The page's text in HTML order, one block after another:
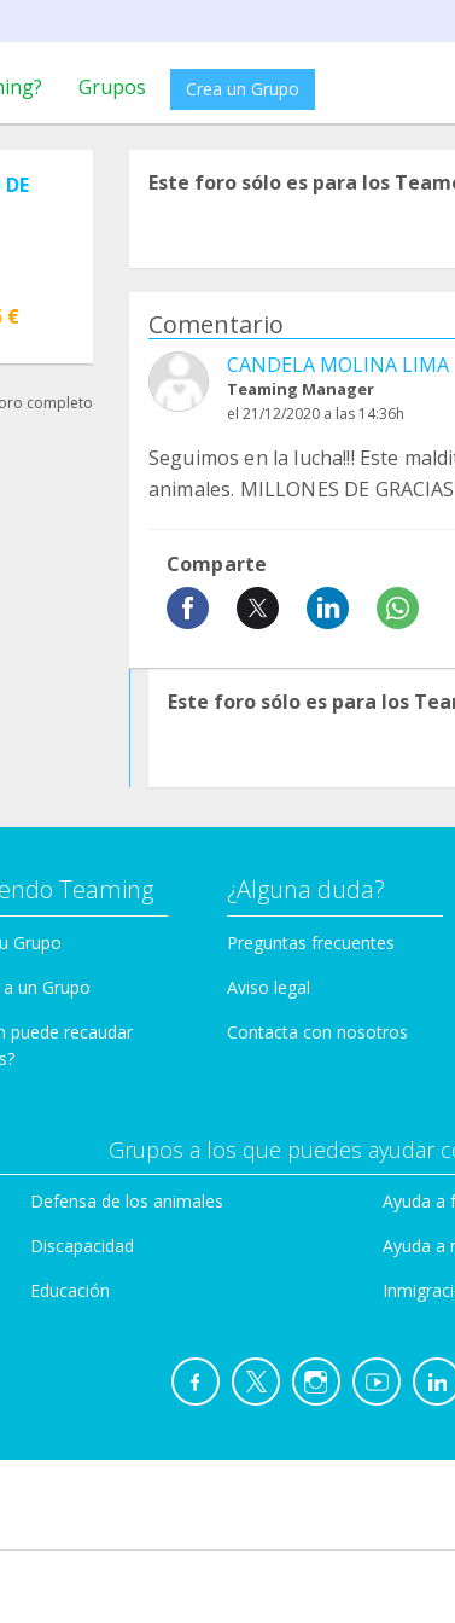
Grupos Crea un Grupo
€
completo
Este foro sólo es para los
Comentario
CANDELA MOLINA LIMA
Teaming Manager
el 21/12/2020 a las 14:36h
Seguimos en la lucha!!! Este
animales. MILLONES DE
Comparte
Este foro sólo es para los
Teaming
Grupo
un Grupo
puede recaudar
¿Alguna duda?
Preguntas frecuentes
Aviso legal
Contacta con nosotros
Grupos a los que puedes ayudar
Defensa de los animales
Discapacidad
Educación
Ayuda a
Ayuda a